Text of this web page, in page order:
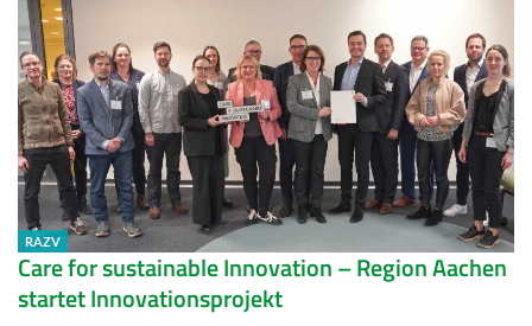
RAZV
Care for sus­tain­able In­no­va­ti­on – Re­gi­on Aa­chen
star­tet In­no­va­ti­ons­pro­jekt